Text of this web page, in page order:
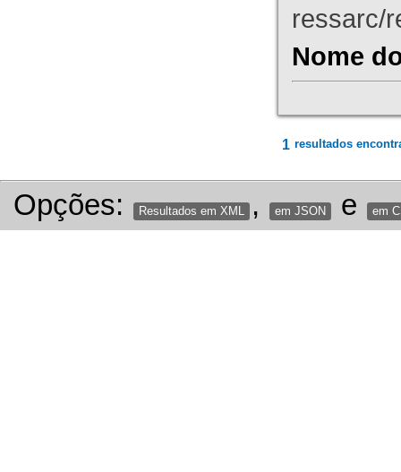
ressarc/
Nome
1 resultados
Opções: Resultados em XML , em JSON e em